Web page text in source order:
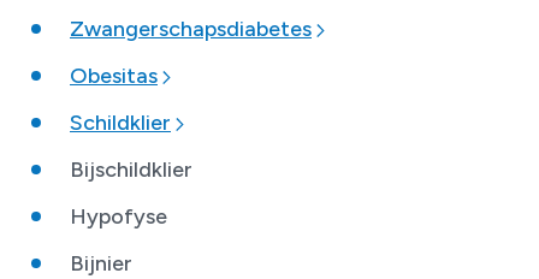
Zwangerschapsdiabetes
Obesitas
Schildklier
Bijschildklier
Hypofyse
Bijnier